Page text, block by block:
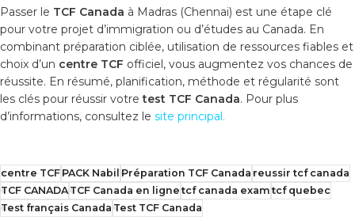
Passer le TCF Canada à Madras (Chennai) est une étape clé
pour votre projet d’immigration ou d’études au Canada. En
combinant préparation ciblée, utilisation de ressources fiables et
choix d’un centre TCF officiel, vous augmentez vos chances de
réussite. En résumé, planification, méthode et régularité sont
les clés pour réussir votretest TCF Canada. Pour plus
d’informations, consultez le site principal.
centre TCFPACK Nabil Préparation TCF Canada reussir tcf canada
TCF CANADATCF Canada en ligne tcf canada exam tcf quebec
Test français Canada Test TCF Canada